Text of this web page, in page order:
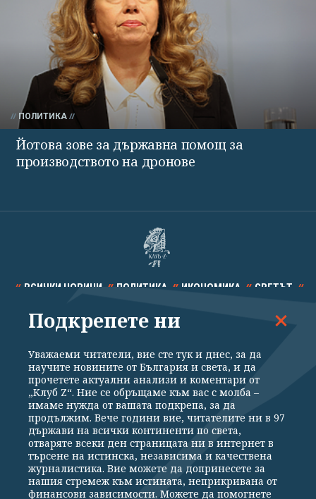
ПОЛИТИКА
Йотова зове за държавна помощ за
производството на дронове
ВСИЧКИ НОВИНИ ПОЛИТИКА ИКОНОМИКА СВЕТЪТ
СПОРТ КУЛТУРА ТЕХНОЛОГИИ КАЛЕЙДОСКОП
Общи условия
Политика за поверителност
Реклама
Партньори Контакти
За Клуб Z
Екип
Подкрепете ни
Подкрепете ни
Уважаеми читатели, вие сте тук и днес, за да
научите новините от България и света, и да
прочетете актуални анализи и коментари от
„Клуб Z“. Ние се обръщаме към вас с молба –
имаме нужда от вашата подкрепа, за да
продължим. Вече години вие, читателите ни в 97
държави на всички континенти по света,
отваряте всеки ден страницата ни в интернет в
търсене на истинска, независима и качествена
журналистика. Вие можете да допринесете за
нашия стремеж към истината, неприкривана от
финансови зависимости. Можете да помогнете